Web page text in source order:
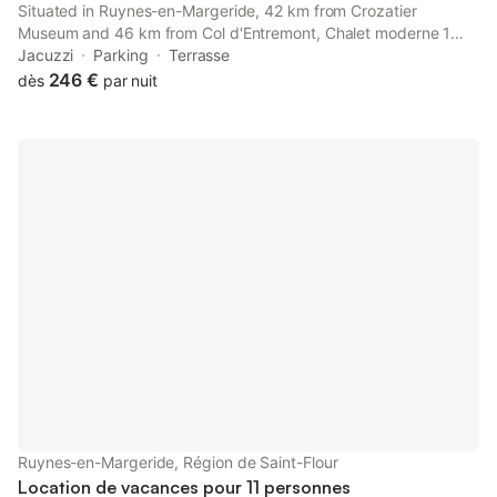
Situated in Ruynes-en-Margeride, 42 km from Crozatier
Museum and 46 km from Col d'Entremont, Chalet moderne 1
entre Evasion Design et Nature offers a garden and air
conditioning. This property offers access to a terrace and free
Jacuzzi Parking
Terrasse
dès 246 € par nuit
Ruynes-en-Margeride, Région de Saint-Flour
Location de vacances pour 11 personnes